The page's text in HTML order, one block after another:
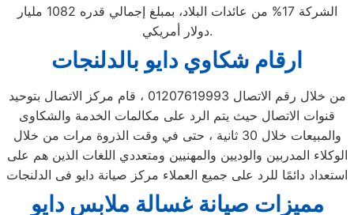
الشركة 17% من عائدات البلاد، بمبلغ إجمالي قدره 1082 مليار
دولار أمريكي.
ارقام شكاوي دايو بالدلنجات
من خلال رقم الاتصال 01207619993 ، قام مركز الاتصال بتوحيد
قنوات الاتصال حيث يتم الرد على مكالمات الخدمة والشكاوى
والمبيعات خلال 30 ثانية ، حتى في وقت الذروة مرات من خلال
الوكلاء المدربين والوديين والمهنيين ومتعددي اللغات الذين هم على
استعداد دائمًا للرد على جميع العملاء مركز صيانة دايو فى الدلنجات
مميزات صيانة غسالة ملابس دايو